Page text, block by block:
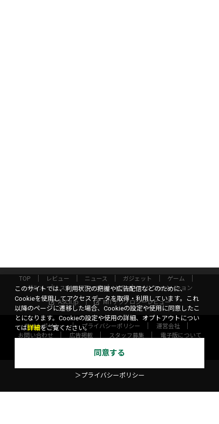
TOP レビュー ニュース ガジェット
ゲーム
グルメ
スタートアップ ICT
インフォメーション
ASCII.jp
MITテクノロジーレビュー
サイトポリシー プライバシーポリシー
運営会社
お問い合わせ
広告掲載 スタッフ募集
電子版について
©KADOKAWA ASCII Research Laboratories, Inc. 2026
このサイトでは、利用状況の把握や広告配信などのために、
Cookieを使用してアクセスデータを取得・利用しています。これ
以降のページに遷移した場合、Cookieの設定や使用に同意したこ
とになります。Cookieの設定や使用の詳細、オプトアウトについ
ては詳細をご覧ください。
同意する
＞プライバシーポリシー